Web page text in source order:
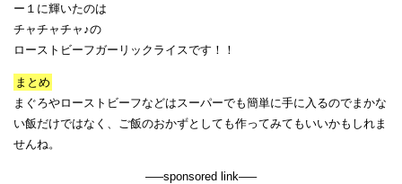
ー１に輝いたのは
チャチャチャ♪の
ローストビーフガーリックライスです！！
まとめ
まぐろやローストビーフなどはスーパーでも簡単に手に入るのでまかな
い飯だけではなく、ご飯のおかずとしても作ってみてもいいかもしれま
せんね。
—–sponsored link—–